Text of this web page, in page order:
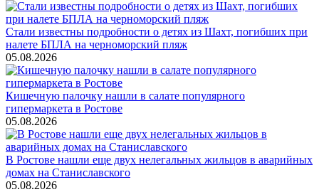
Стали известны подробности о детях из Шахт, погибших при
налете БПЛА на черноморский пляж
05.08.2026
Кишечную палочку нашли в салате популярного
гипермаркета в Ростове
05.08.2026
В Ростове нашли еще двух нелегальных жильцов в аварийных
домах на Станиславского
05.08.2026